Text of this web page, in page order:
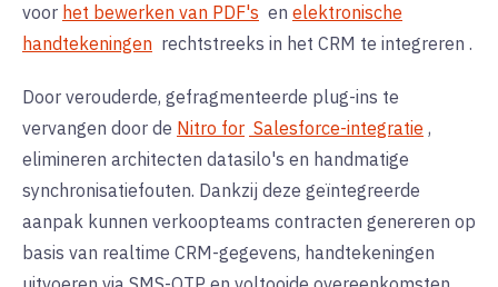
voor het bewerken van PDF's en elektronische
handtekeningen rechtstreeks in het CRM te integreren .
Door verouderde, gefragmenteerde plug-ins te
vervangen door de Nitro for Salesforce-integratie ,
elimineren architecten datasilo's en handmatige
synchronisatiefouten. Dankzij deze geïntegreerde
aanpak kunnen verkoopteams contracten genereren op
basis van realtime CRM-gegevens, handtekeningen